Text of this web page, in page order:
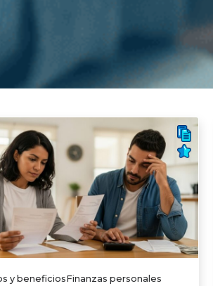
y beneficiosFinanzas personales